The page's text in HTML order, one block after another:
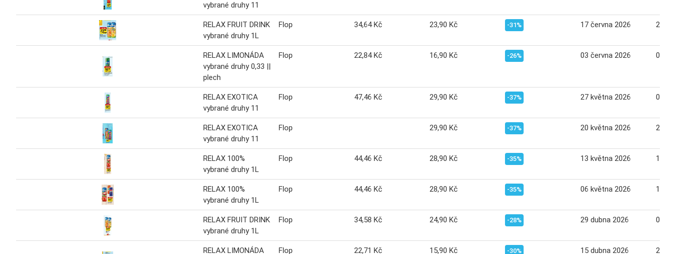
vybrané druhy 11
RELAX FRUIT DRINK
vybrané druhy 1L
Flop 34,64 Kč 23,90 Kč -31% 17 června 2026 23
RELAX LIMONÁDA
vybrané druhy 0,33 ||
plech
Flop 22,84 Kč 16,90 Kč -26% 03 června 2026 09
RELAX EXOTICA
vybrané druhy 11
Flop 47,46 Kč 29,90 Kč -37% 27 května 2026 02
RELAX EXOTICA
vybrané druhy 11
Flop 29,90 Kč -37% 20 května 2026 26
RELAX 100%
vybrané druhy 1L
Flop 44,46 Kč 28,90 Kč -35% 13 května 2026 19
RELAX 100%
vybrané druhy 1L
Flop 44,46 Kč 28,90 Kč -35% 06 května 2026 12
RELAX FRUIT DRINK
vybrané druhy 1L
Flop 34,58 Kč 24,90 Kč -28% 29 dubna 2026 05
RELAX LIMONÁDA Flop 22,71 Kč 15,90 Kč -30% 15 dubna 2026 21